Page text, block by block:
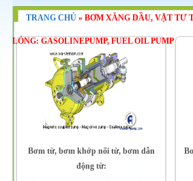
TRANG CHỦ» BƠM XĂNG DẦU, VẬT TƯ
LỎNG: GASOLINEPUMP, FUEL OIL PUMP
Bơm từ, bơm khớp nối từ, bơm dẫn
động từ: